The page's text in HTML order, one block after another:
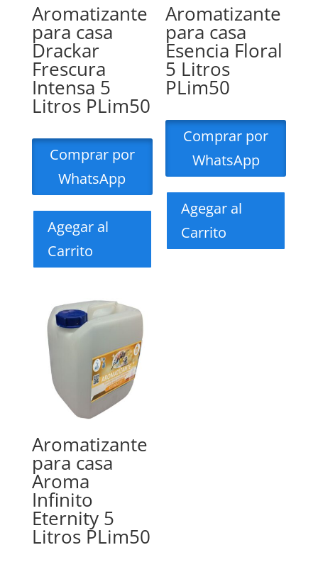
Aromatizante
para casa
Drackar
Frescura
Intensa 5
Litros PLim50
Comprar por
WhatsApp
Agegar al
Carrito
Aromatizante
para casa
Esencia Floral
5 Litros
PLim50
Comprar por
WhatsApp
Agegar al
Carrito
Aromatizante
para casa
Aroma
Infinito
Eternity 5
Litros PLim50